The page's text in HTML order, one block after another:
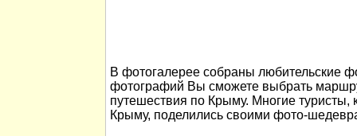
В фотогалерее собраны любительские
фотографий Вы сможете выбрать
путешествия по Крыму. Многие туристы,
Крыму, поделились своими фото-